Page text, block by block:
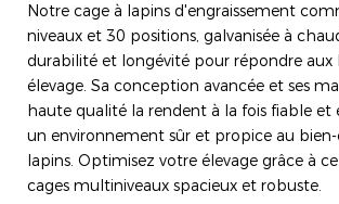
Notre cage à lapins d'engraissement
niveaux et 30 positions, galvanisée à
durabilité et longévité pour répondre aux
élevage. Sa conception avancée et ses
haute qualité la rendent à la fois fiable et
un environnement sûr et propice au bien-
lapins. Optimisez votre élevage grâce à
cages multiniveaux spacieux et robuste.